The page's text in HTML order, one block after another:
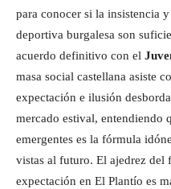
para conocer si la insistencia
deportiva burgalesa son
acuerdo definitivo con el
masa social castellana asiste
expectación e ilusión
mercado estival, entendiendo
emergentes es la fórmula
vistas al futuro. El ajedrez del
expectación en El Plantío es